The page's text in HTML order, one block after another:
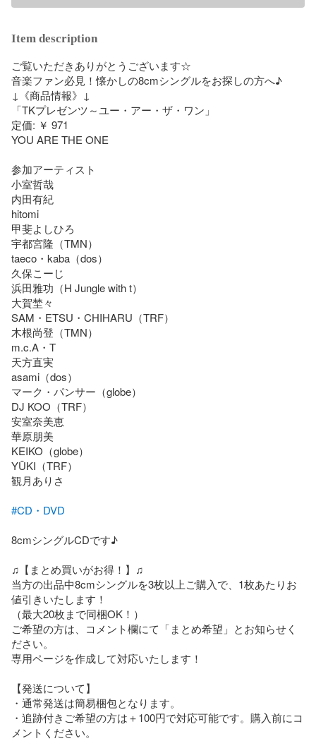
Item description
ご覧いただきありがとうございます☆
音楽ファン必見！懐かしの8cmシングルをお探しの方へ♪
↓《商品情報》↓
「TKプレゼンツ～ユー・アー・ザ・ワン」
定価: ￥ 971
YOU ARE THE ONE
参加アーティスト
小室哲哉
内田有紀
hitomi
甲斐よしひろ
宇都宮隆（TMN）
taeco・kaba（dos）
久保こーじ
浜田雅功（H Jungle with t）
大賀埜々
SAM・ETSU・CHIHARU（TRF）
木根尚登（TMN）
m.c.A・T
天方直実
asami（dos）
マーク・パンサー（globe）
DJ KOO（TRF）
安室奈美恵
華原朋美
KEIKO（globe）
YŪKI（TRF）
観月ありさ
#CD・DVD
8cmシングルCDです♪
♫【まとめ買いがお得！】♫
当方の出品中8cmシングルを3枚以上ご購入で、1枚あたりお
値引きいたします！
（最大20枚まで同梱OK！）
ご希望の方は、コメント欄にて「まとめ希望」とお知らせく
ださい。
専用ページを作成して対応いたします！
【発送について】
・通常発送は簡易梱包となります。
・追跡付きご希望の方は＋100円で対応可能です。購入前にコ
メントください。